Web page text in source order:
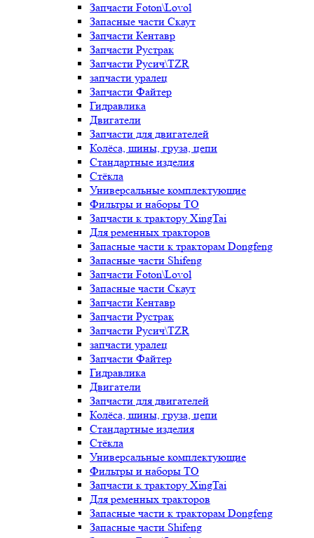
Запчасти Foton\Lovol
Запасные части Скаут
Запчасти Кентавр
Запчасти Рустрак
Запчасти Русич\TZR
запчасти уралец
Запчасти Файтер
Гидравлика
Двигатели
Запчасти для двигателей
Колёса, шины, груза, цепи
Стандартные изделия
Стёкла
Универсальные комплектующие
Фильтры и наборы ТО
Запчасти к трактору XingTai
Для ременных тракторов
Запасные части к тракторам Dongfeng
Запасные части Shifeng
Запчасти Foton\Lovol
Запасные части Скаут
Запчасти Кентавр
Запчасти Рустрак
Запчасти Русич\TZR
запчасти уралец
Запчасти Файтер
Гидравлика
Двигатели
Запчасти для двигателей
Колёса, шины, груза, цепи
Стандартные изделия
Стёкла
Универсальные комплектующие
Фильтры и наборы ТО
Запчасти к трактору XingTai
Для ременных тракторов
Запасные части к тракторам Dongfeng
Запасные части Shifeng